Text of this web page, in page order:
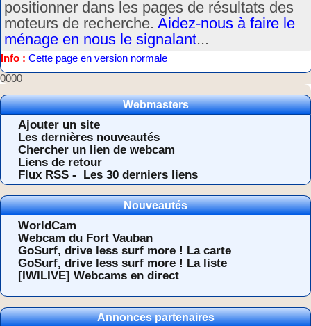
positionner dans les pages de résultats des
moteurs de recherche. Aidez-nous à faire le
ménage en nous le signalant...
Info : Cette page en version normale
0000
Webmasters
Ajouter un site
Les dernières nouveautés
Chercher un lien de webcam
Liens de retour
Flux RSS -
Les 30 derniers liens
Nouveautés
WorldCam
Webcam du Fort Vauban
GoSurf, drive less surf more ! La carte
GoSurf, drive less surf more ! La liste
[IWILIVE] Webcams en direct
Annonces partenaires